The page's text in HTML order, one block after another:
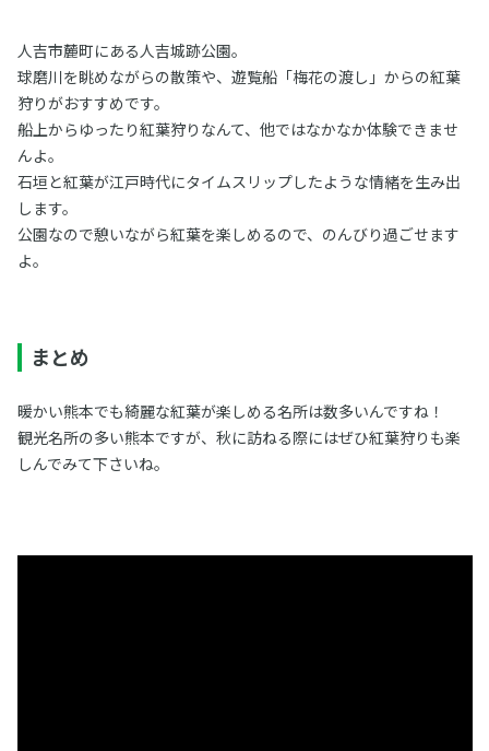
人吉市麓町にある人吉城跡公園。
球磨川を眺めながらの散策や、遊覧船「梅花の渡し」からの紅葉
狩りがおすすめです。
船上からゆったり紅葉狩りなんて、他ではなかなか体験できませ
んよ。
石垣と紅葉が江戸時代にタイムスリップしたような情緒を生み出
します。
公園なので憩いながら紅葉を楽しめるので、のんびり過ごせます
よ。
まとめ
暖かい熊本でも綺麗な紅葉が楽しめる名所は数多いんですね！
観光名所の多い熊本ですが、秋に訪ねる際にはぜひ紅葉狩りも楽
しんでみて下さいね。